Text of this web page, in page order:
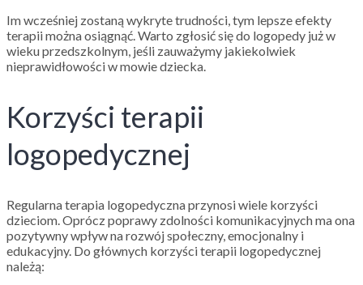
Im wcześniej zostaną wykryte trudności, tym lepsze efekty
terapii można osiągnąć. Warto zgłosić się do logopedy już w
wieku przedszkolnym, jeśli zauważymy jakiekolwiek
nieprawidłowości w mowie dziecka.
Korzyści terapii
logopedycznej
Regularna terapia logopedyczna przynosi wiele korzyści
dzieciom. Oprócz poprawy zdolności komunikacyjnych ma ona
pozytywny wpływ na rozwój społeczny, emocjonalny i
edukacyjny. Do głównych korzyści terapii logopedycznej
należą: